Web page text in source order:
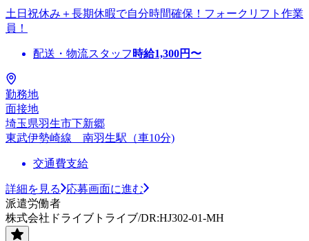
土日祝休み＋長期休暇で自分時間確保！フォークリフト作業
員！
配送・物流スタッフ 時給1,300円〜
勤務地
面接地
埼玉県羽生市下新郷
東武伊勢崎線 南羽生駅（車10分)
交通費支給
詳細を見る
応募画面に進む
派遣労働者
株式会社ドライブトライブ/DR:HJ302-01-MH